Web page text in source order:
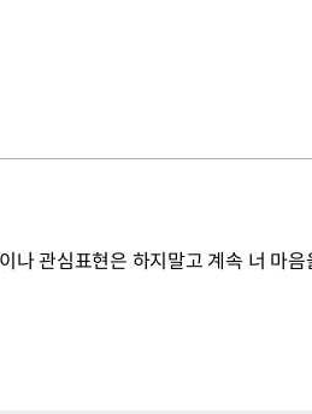
나 관심표현은 하지말고 계속 너 마음